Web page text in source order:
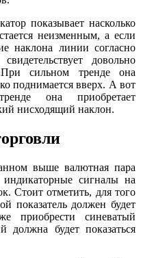
показывает насколько
неизменным, а если
наклона линии согласно
довольно
сильном тренде она
поднимается вверх. А вот
она приобретает
нисходящий наклон.
выше валютная пара
сигналы на
Стоит отметить, для того
показатель должен будет
приобрести синеватый
должна будет показаться